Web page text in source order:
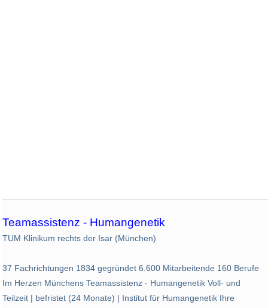
Teamassistenz - Humangenetik
TUM Klinikum rechts der Isar (München)
37 Fachrichtungen 1834 gegründet 6.600 Mitarbeitende 160 Berufe
Im Herzen Münchens Teamassistenz - Humangenetik Voll- und
Teilzeit | befristet (24 Monate) | Institut für Humangenetik Ihre